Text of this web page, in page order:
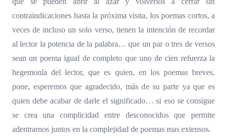
contraindicaciones hasta la próxima visita, los poemas cortos, a
veces de incluso un solo verso, tienen la intención de recordar
al lector la potencia de la palabra… que un par o tres de versos
sean un poema igual de completo que uno de cien refuerza la
hegemonía del lector, que es quien, en los poemas breves,
pone, esperemos que agradecido, más de su parte ya que es
quien debe acabar de darle el significado… si eso se consigue
se crea una complicidad entre desconocidos que permite
adentrarnos juntos en la complejidad de poemas mas extensos.